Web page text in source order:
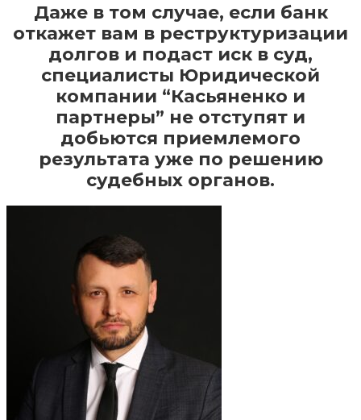
Даже в том случае, если банк
откажет вам в реструктуризации
долгов и подаст иск в суд,
специалисты Юридической
компании “Касьяненко и
партнеры” не отступят и
добьются приемлемого
результата уже по решению
судебных органов.